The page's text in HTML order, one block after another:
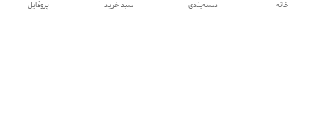
پروفایل سبد خرید دسته‌بندی خانه